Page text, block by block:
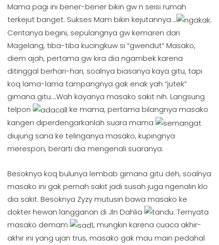
Mama pagi ini bener-bener bikin gw n seisi rumah
terkejut banget. Sukses Mam bikin kejutannya….
.
Ceritanya begini, sepulangnya gw kemaren dari
Magelang, tiba-tiba kucingkuw si “gwendut” Masako,
diem ajah, pertama gw kira dia ngambek karena
ditinggal berhari-hari, soalnya biasanya kaya gitu, tapi
koq lama-lama tampangnya gak enak yah “jutek”
gimana gitu….Wah kayanya masako sakit nih. Langsung
telpon
ke mama, pertama bilangnya masako
kangen diperdengarkanlah suara mama
diujung sana ke telinganya masako, kupingnya
merespon, berarti dia mengenali suaranya.
Besoknya koq bulunya lembab gimana gitu deh, soalnya
masako ini gak pernah sakit jadi susah juga ngenalin klo
dia sakit. Besoknya Zyzy mutusin bawa masako ke
dokter hewan langganan di Jln Dahlia
. Ternyata
masako demam
, mungkin karena cuaca akhir-
akhir ini yang ujan trus, masako gak mau main pedahal